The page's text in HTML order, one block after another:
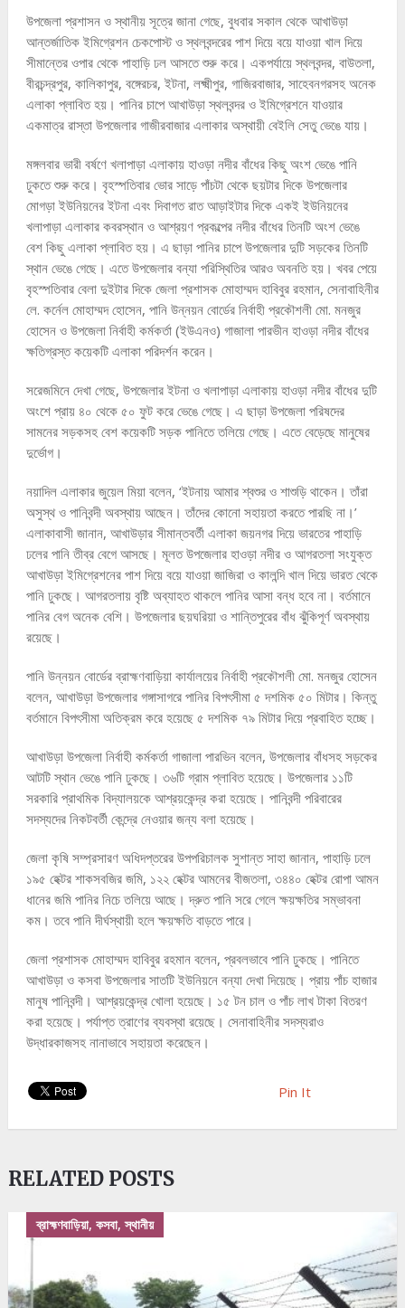
উপজেলা প্রশাসন ও স্থানীয় সূত্রে জানা গেছে, বুধবার সকাল থেকে আখাউড়া
আন্তর্জাতিক ইমিগ্রেশন চেকপোস্ট ও স্থলবন্দরের পাশ দিয়ে বয়ে যাওয়া খাল দিয়ে
সীমান্তের ওপার থেকে পাহাড়ি ঢল আসতে শুরু করে। একপর্যায়ে স্থলবন্দর, বাউতলা,
বীরচন্দ্রপুর, কালিকাপুর, বঙ্গেরচর, ইটনা, লক্ষ্মীপুর, গাজিরবাজার, সাহেবনগরসহ অনেক
এলাকা প্লাবিত হয়। পানির চাপে আখাউড়া স্থলবন্দর ও ইমিগ্রেশনে যাওয়ার
একমাত্র রাস্তা উপজেলার গাজীরবাজার এলাকার অস্থায়ী বেইলি সেতু ভেঙে যায়।
মঙ্গলবার ভারী বর্ষণে খলাপাড়া এলাকায় হাওড়া নদীর বাঁধের কিছু অংশ ভেঙে পানি
ঢুকতে শুরু করে। বৃহস্পতিবার ভোর সাড়ে পাঁচটা থেকে ছয়টার দিকে উপজেলার
মোগড়া ইউনিয়নের ইটনা এবং দিবাগত রাত আড়াইটার দিকে একই ইউনিয়নের
খলাপাড়া এলাকার কবরস্থান ও আশ্রয়ণ প্রকল্পের নদীর বাঁধের তিনটি অংশ ভেঙে
বেশ কিছু এলাকা প্লাবিত হয়। এ ছাড়া পানির চাপে উপজেলার দুটি সড়কের তিনটি
স্থান ভেঙে গেছে। এতে উপজেলার বন্যা পরিস্থিতির আরও অবনতি হয়। খবর পেয়ে
বৃহস্পতিবার বেলা দুইটার দিকে জেলা প্রশাসক মোহাম্মদ হাবিবুর রহমান, সেনাবাহিনীর
লে. কর্নেল মোহাম্মদ হোসেন, পানি উন্নয়ন বোর্ডের নির্বাহী প্রকৌশলী মো. মনজুর
হোসেন ও উপজেলা নির্বাহী কর্মকর্তা (ইউএনও) গাজালা পারভীন হাওড়া নদীর বাঁধের
ক্ষতিগ্রস্ত কয়েকটি এলাকা পরিদর্শন করেন।
সরেজমিনে দেখা গেছে, উপজেলার ইটনা ও খলাপাড়া এলাকায় হাওড়া নদীর বাঁধের দুটি
অংশে প্রায় ৪০ থেকে ৫০ ফুট করে ভেঙে গেছে। এ ছাড়া উপজেলা পরিষদের
সামনের সড়কসহ বেশ কয়েকটি সড়ক পানিতে তলিয়ে গেছে। এতে বেড়েছে মানুষের
দুর্ভোগ।
নয়াদিল এলাকার জুয়েল মিয়া বলেন, ‘ইটনায় আমার শ্বশুর ও শাশুড়ি থাকেন। তাঁরা
অসুস্থ ও পানিবন্দী অবস্থায় আছেন। তাঁদের কোনো সহায়তা করতে পারছি না।’
এলাকাবাসী জানান, আখাউড়ার সীমান্তবর্তী এলাকা জয়নগর দিয়ে ভারতের পাহাড়ি
ঢলের পানি তীব্র বেগে আসছে। মূলত উপজেলার হাওড়া নদীর ও আগরতলা সংযুক্ত
আখাউড়া ইমিগ্রেশনের পাশ দিয়ে বয়ে যাওয়া জাজিরা ও‌ কালন্দি খাল দিয়ে ভারত থেকে
পানি ঢুকছে। আগরতলায় বৃষ্টি অব্যাহত থাকলে পানির আসা বন্ধ হবে না। বর্তমানে
পানির বেগ অনেক বেশি। উপজেলার ছয়ঘরিয়া ও শান্তিপুরের বাঁধ ঝুঁকিপূর্ণ অবস্থায়
রয়েছে।
পানি উন্নয়ন বোর্ডের ব্রাহ্মণবাড়িয়া কার্যালয়ের নির্বাহী প্রকৌশলী মো. মনজুর হোসেন
বলেন, আখাউড়া উপজেলার গঙ্গাসাগরে পানির বিপৎসীমা ৫ দশমিক ৫০ মিটার। কিন্তু
বর্তমানে বিপৎসীমা অতিক্রম করে হয়েছে ৫ দশমিক ৭৯ মিটার দিয়ে প্রবাহিত হচ্ছে।
আখাউড়া উপজেলা নির্বাহী কর্মকর্তা গাজালা পারভিন বলেন, উপজেলার বাঁধসহ সড়কের
আটটি স্থান ভেঙে পানি ঢুকছে। ৩৬টি গ্রাম প্লাবিত হয়েছে। উপজেলার ১১টি
সরকারি প্রাথমিক বিদ্যালয়কে আশ্রয়কেন্দ্র করা হয়েছে। পানিবন্দী পরিবারের
সদস্যদের নিকটবর্তী কেন্দ্রে নেওয়ার জন্য বলা হয়েছে।
জেলা কৃষি সম্প্রসারণ অধিদপ্তরের উপপরিচালক সুশান্ত সাহা জানান, পাহাড়ি ঢলে
১৯৫ হেক্টর শাকসবজির জমি, ১২২ হেক্টর আমনের বীজতলা, ৩৪৪০ হেক্টর রোপা আমন
ধানের জমি পানির নিচে তলিয়ে আছে। দ্রুত পানি সরে গেলে ক্ষয়ক্ষতির সম্ভাবনা
কম। তবে পানি দীর্ঘস্থায়ী হলে ক্ষয়ক্ষতি বাড়তে পারে।
জেলা প্রশাসক মোহাম্মদ হাবিবুর রহমান বলেন, প্রবলভাবে পানি ঢুকছে। পানিতে
আখাউড়া ও কসবা উপজেলার সাতটি ইউনিয়নে বন্যা দেখা দিয়েছে। প্রায় পাঁচ হাজার
মানুষ পানিবন্দী। আশ্রয়কেন্দ্র খোলা হয়েছে‌। ১৫ টন চাল ও পাঁচ লাখ টাকা বিতরণ
করা হয়েছে। পর্যাপ্ত ত্রাণের ব্যবস্থা রয়েছে। সেনাবাহিনীর সদস্যরাও
উদ্ধারকাজসহ নানাভাবে সহায়তা করেছেন।
Pin It
RELATED POSTS
ব্রাহ্মণবাড়িয়া, কসবা, স্থানীয়